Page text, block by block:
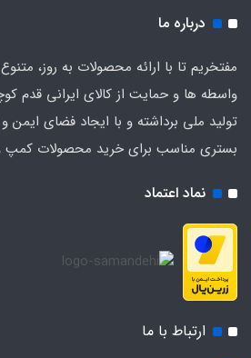
نماد اعتماد
درباره ما
مفتخریم تا با ارائه محصولات به روز،
واسطه ها و حمایت از کالای ایرانی قدم
تولید ملی برداشته و با ایجاد فضای
بستری مناسب برای خرید محصولات کمپ و
ارتباط با ما